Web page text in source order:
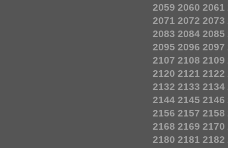
2059 2060 2061
2071 2072 2073
2083 2084 2085
2095 2096 2097
2107 2108 2109
2120 2121 2122
2132 2133 2134
2144 2145 2146
2156 2157 2158
2168 2169 2170
2180 2181 2182